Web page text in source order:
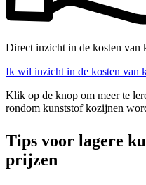
Direct inzicht in de kosten van
Ik wil inzicht in de kosten van
Klik op de knop om meer te
rondom kunststof kozijnen
Tips voor lagere
prijzen